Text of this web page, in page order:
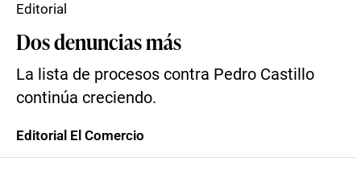
Dos denuncias más
La lista de procesos contra Pedro Castillo
continúa creciendo.
Editorial
Editorial El Comercio